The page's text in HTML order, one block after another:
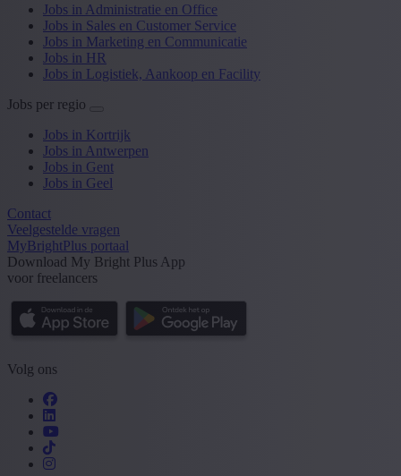
Jobs in Administratie en Office
Jobs in Sales en Customer Service
Jobs in Marketing en Communicatie
Jobs in HR
Jobs in Logistiek, Aankoop en Facility
Jobs per regio
Jobs in Kortrijk
Jobs in Antwerpen
Jobs in Gent
Jobs in Geel
Contact
Veelgestelde vragen
MyBrightPlus portaal
Download My Bright Plus App
voor freelancers
Volg ons